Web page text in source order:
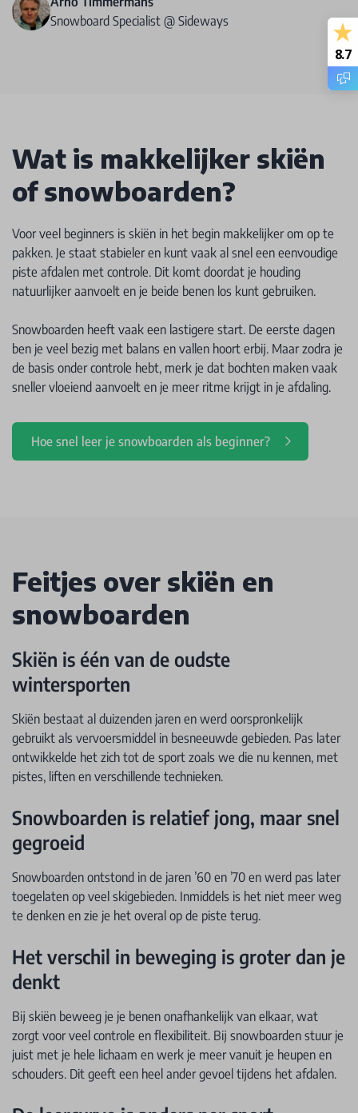
Snowboard Specialist @ Sideways
Wat is makkelijker skiën
of snowboarden?
Voor veel beginners is skiën in het begin makkelijker om op te
pakken. Je staat stabieler en kunt vaak al snel een eenvoudige
piste afdalen met controle. Dit komt doordat je houding
natuurlijker aanvoelt en je beide benen los kunt gebruiken.
Snowboarden heeft vaak een lastigere start. De eerste dagen
ben je veel bezig met balans en vallen hoort erbij. Maar zodra je
de basis onder controle hebt, merk je dat bochten maken vaak
sneller vloeiend aanvoelt en je meer ritme krijgt in je afdaling.
Hoe snel leer je snowboarden als beginner?
Feitjes over skiën en
snowboarden
Skiën is één van de oudste
wintersporten
Skiën bestaat al duizenden jaren en werd oorspronkelijk
gebruikt als vervoersmiddel in besneeuwde gebieden. Pas later
ontwikkelde het zich tot de sport zoals we die nu kennen, met
pistes, liften en verschillende technieken.
Snowboarden is relatief jong, maar snel
gegroeid
Snowboarden ontstond in de jaren ’60 en ’70 en werd pas later
toegelaten op veel skigebieden. Inmiddels is het niet meer weg
te denken en zie je het overal op de piste terug.
Het verschil in beweging is groter dan je
denkt
Bij skiën beweeg je je benen onafhankelijk van elkaar, wat
zorgt voor veel controle en flexibiliteit. Bij snowboarden stuur je
juist met je hele lichaam en werk je meer vanuit je heupen en
schouders. Dit geeft een heel ander gevoel tijdens het afdalen.
8.7